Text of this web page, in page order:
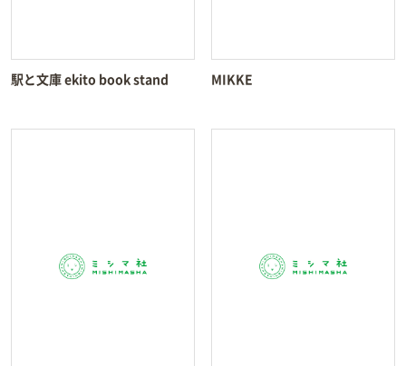
駅と文庫 ekito book stand MIKKE